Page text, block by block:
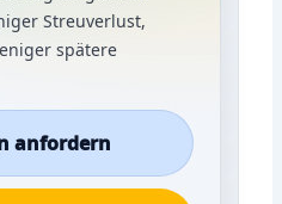
Streuverlust,
spätere
anfordern